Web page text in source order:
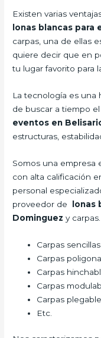
Existen varias
lonas blancas
carpas, una de ellas
quiere decir que en
tu lugar favorito para
La tecnología es una
de buscar a tiempo
eventos en
estructuras,
Somos una empresa
con alta calificación
personal
proveedor de
lonas
Dominguez y carpas.
Carpas sencillas
Carpas
Carpas
Carpas
Carpas
Etc.